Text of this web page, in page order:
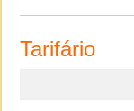
Tarifário